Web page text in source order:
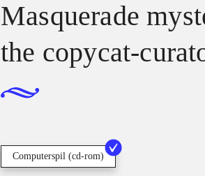
Masquerade
the copycat-
Computerspil (cd-rom)